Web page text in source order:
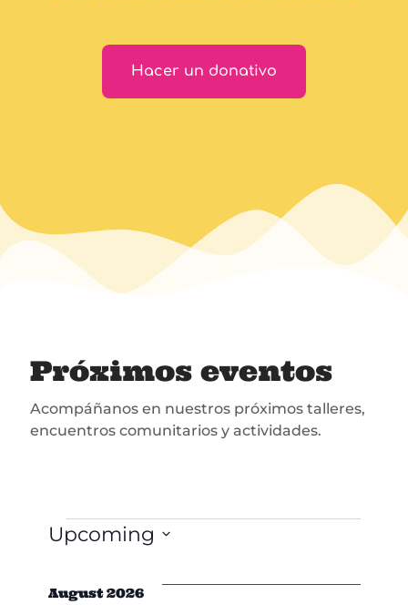
Hacer un donativo
Próximos eventos
Acompáñanos en nuestros próximos talleres,
encuentros comunitarios y actividades.
Events
Upcoming
August 2026